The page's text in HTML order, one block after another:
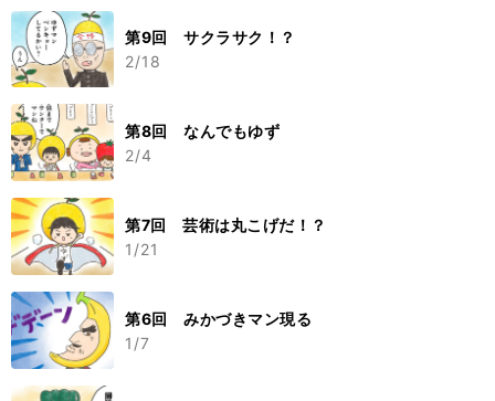
第9回 サクラサク！？
2/18
第8回 なんでもゆず
2/4
第7回 芸術は丸こげだ！？
1/21
第6回 みかづきマン現る
1/7